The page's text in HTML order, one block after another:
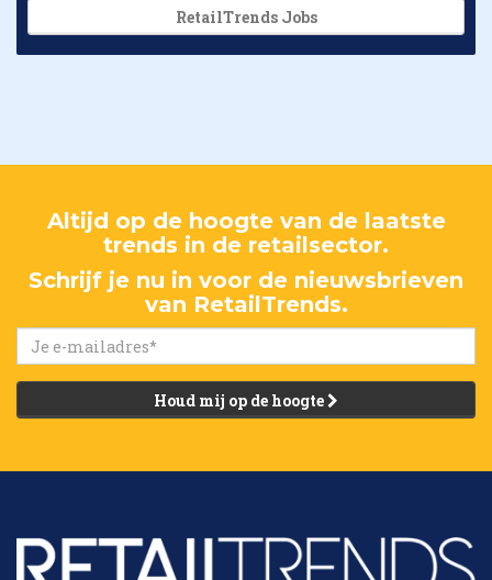
RetailTrends Jobs
Altijd op de hoogte van de laatste
trends in de retailsector.
Schrijf je nu in voor de nieuwsbrieven
van RetailTrends.
Houd mij op de hoogte